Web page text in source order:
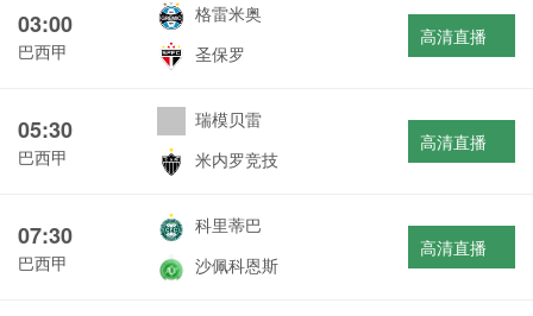
03:00
巴西甲
格雷米奥
圣保罗
高清直播
05:30
巴西甲
瑞模贝雷
米内罗竞技
高清直播
07:30
巴西甲
科里蒂巴
沙佩科恩斯
高清直播